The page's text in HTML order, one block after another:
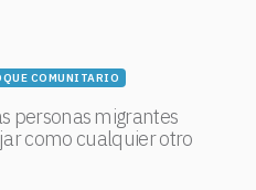
COMUNITARIO
personas migrantes
como cualquier otro